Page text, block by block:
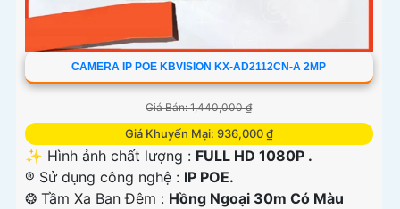
CAMERA IP POE KBVISION KX-AD2112CN-A 2MP
Giá Bán: 1,440,000 ₫
Giá Khuyến Mại: 936,000 ₫
✨ Hình ảnh chất lượng : FULL HD 1080P .
®️ Sử dụng công nghệ : IP POE.
❂ Tầm Xa Ban Đêm : Hồng Ngoại 30m Có Màu